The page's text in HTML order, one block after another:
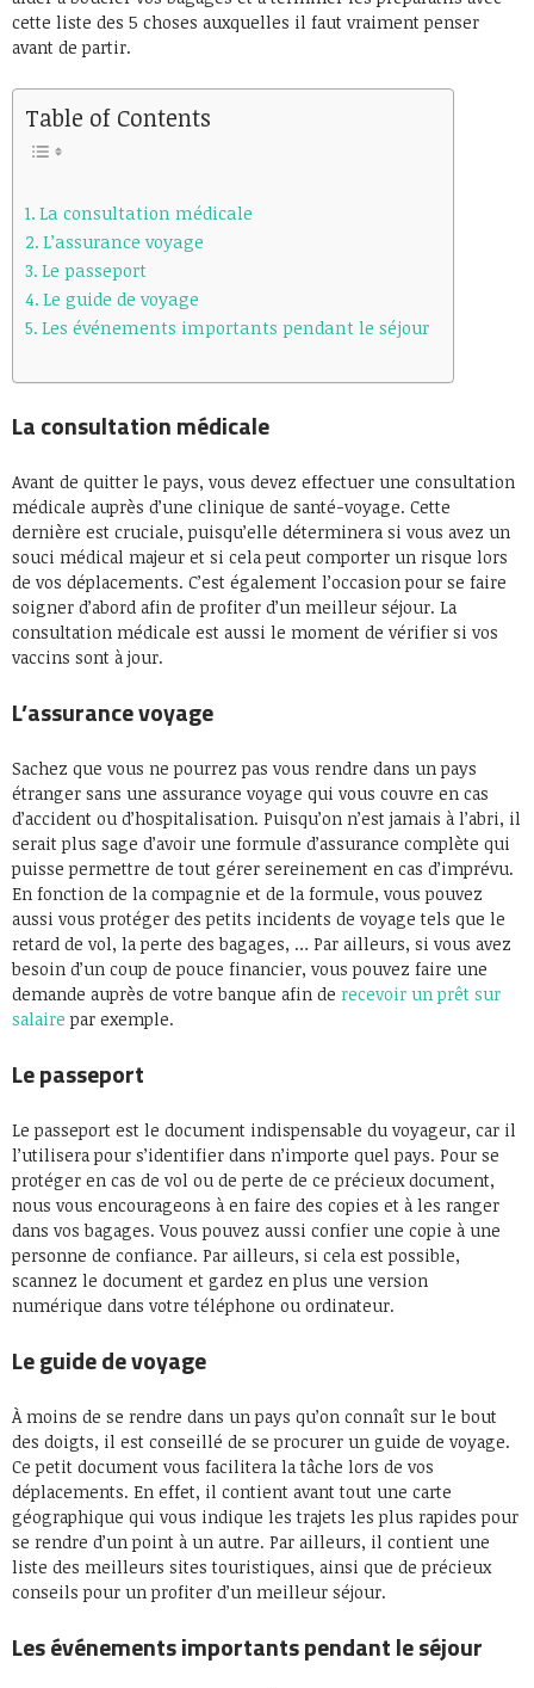
cette liste des 5 choses auxquelles il faut vraiment penser
avant de partir.
Table of Contents
La consultation médicale
L’assurance voyage
Le passeport
Le guide de voyage
Les événements importants pendant le séjour
La consultation médicale
Avant de quitter le pays, vous devez effectuer une consultation
médicale auprès d’une clinique de santé-voyage. Cette
dernière est cruciale, puisqu’elle déterminera si vous avez un
souci médical majeur et si cela peut comporter un risque lors
de vos déplacements. C’est également l’occasion pour se faire
soigner d’abord afin de profiter d’un meilleur séjour. La
consultation médicale est aussi le moment de vérifier si vos
vaccins sont à jour.
L’assurance voyage
Sachez que vous ne pourrez pas vous rendre dans un pays
étranger sans une assurance voyage qui vous couvre en cas
d’accident ou d’hospitalisation. Puisqu’on n’est jamais à l’abri, il
serait plus sage d’avoir une formule d’assurance complète qui
puisse permettre de tout gérer sereinement en cas d’imprévu.
En fonction de la compagnie et de la formule, vous pouvez
aussi vous protéger des petits incidents de voyage tels que le
retard de vol, la perte des bagages, … Par ailleurs, si vous avez
besoin d’un coup de pouce financier, vous pouvez faire une
demande auprès de votre banque afin de recevoir un prêt sur
salaire par exemple.
Le passeport
Le passeport est le document indispensable du voyageur, car il
l’utilisera pour s’identifier dans n’importe quel pays. Pour se
protéger en cas de vol ou de perte de ce précieux document,
nous vous encourageons à en faire des copies et à les ranger
dans vos bagages. Vous pouvez aussi confier une copie à une
personne de confiance. Par ailleurs, si cela est possible,
scannez le document et gardez en plus une version
numérique dans votre téléphone ou ordinateur.
Le guide de voyage
À moins de se rendre dans un pays qu’on connaît sur le bout
des doigts, il est conseillé de se procurer un guide de voyage.
Ce petit document vous facilitera la tâche lors de vos
déplacements. En effet, il contient avant tout une carte
géographique qui vous indique les trajets les plus rapides pour
se rendre d’un point à un autre. Par ailleurs, il contient une
liste des meilleurs sites touristiques, ainsi que de précieux
conseils pour un profiter d’un meilleur séjour.
Les événements importants pendant le séjour